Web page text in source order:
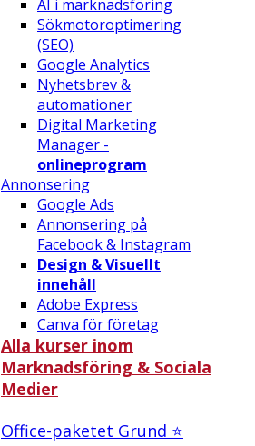
AI i marknadsföring
Sökmotoroptimering
(SEO)
Google Analytics
Nyhetsbrev &
automationer
Digital Marketing
Manager -
onlineprogram
Annonsering
Google Ads
Annonsering på
Facebook & Instagram
Design & Visuellt
innehåll
Adobe Express
Canva för företag
Alla kurser inom
Marknadsföring & Sociala
Medier
Office-paketet Grund ⭐